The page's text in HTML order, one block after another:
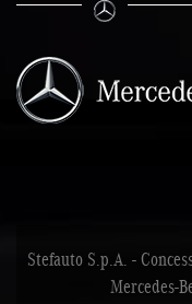
Stefauto S.p.A. -
Mercedes-